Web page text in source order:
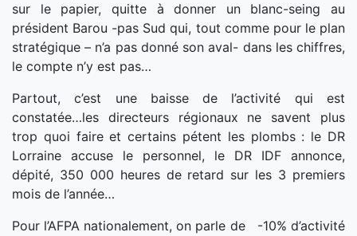
sur le papier, quitte à donner un blanc-seing au
président Barou -pas Sud qui, tout comme pour le plan
stratégique – n’a pas donné son aval- dans les chiffres,
le compte n’y est pas…
Partout, c’est une baisse de l’activité qui est
constatée…les directeurs régionaux ne savent plus
trop quoi faire et certains pétent les plombs : le DR
Lorraine accuse le personnel, le DR IDF annonce,
dépité, 350 000 heures de retard sur les 3 premiers
mois de l’année…
Pour l’AFPA nationalement, on parle de -10% d’activité